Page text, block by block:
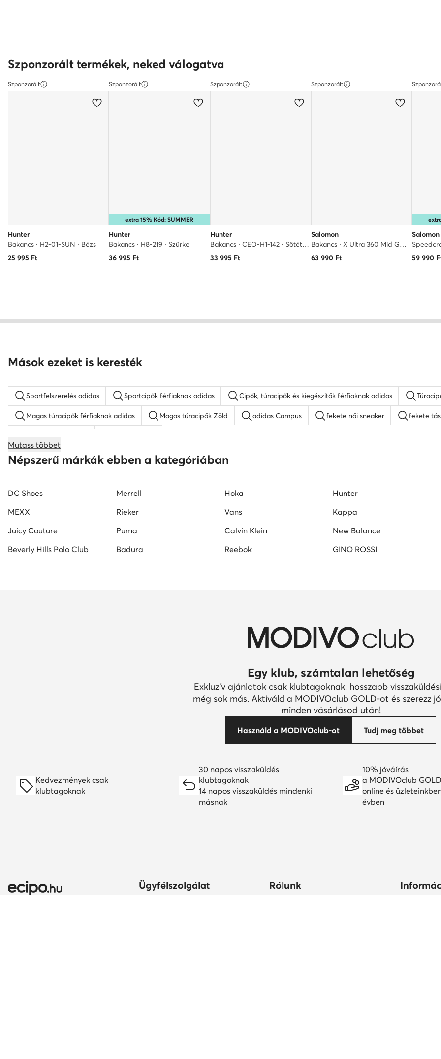
Szponzorált termékek, neked válogatva
Szponzorált
Hunter
Bakancs · H2-01-SUN · Bézs
25 995 Ft
Szponzorált
extra 15% Kód: SUMMER
Hunter
Bakancs · H8-219 · Szürke
36 995 Ft
Szponzorált
Hunter
Bakancs · CEO-H1-142 · Sötétkék
33 995 Ft
Szponzorált
Salomon
Bakancs · X Ultra 360 Mid Gore-Tex L47743300 · Szürke
63 990Ft
Salomon
59 990
Mások ezeket is keresték
Sportfelszerelés adidas Sportcipők férfiaknak adidas Cipők, túracipők és kiegészítők férfiaknak adidas
Magas túracipők férfiaknak adidas Magas túracipők Zöld adidas Campus fekete női sneaker fekete
Reebok férfi sneaker fehér női sneaker fekete női cipő
fekete férfi cipő fehér férfi cipő
Mutass többet
Népszerű márkák ebben a kategóriában
DC Shoes Merrell Hoka Hunter
MEXX
Rieker Vans Kappa
Juicy Couture
Puma Calvin Klein New Balance
Beverly Hills Polo Club
Badura Reebok GINO ROSSI
Egy klub, számtalan lehetőség
Exkluzív ajánlatok csak klubtagoknak: hosszabb
még sok más. Aktiváld a MODIVOclub GOLD-ot és szerezz
minden vásárlásod után!
Használd a MODIVOclub-ot Tudj meg többet
Kedvezmények csak
klubtagoknak
30 napos visszaküldés
klubtagoknak
14 napos visszaküldés mindenki
másnak
10% jóváírás
a MODIVOclub
online és
évben
Ügyfélszolgálat Rólunk